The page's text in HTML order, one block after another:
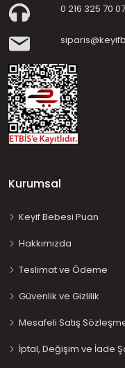
0 216 325 70 07
Kurumsal
Keyif Bebesi Puan
Hakkımızda
Teslimat ve Ödeme
Güvenlik ve Gizlilik
Mesafeli Satış
İptal, Değişim ve İade